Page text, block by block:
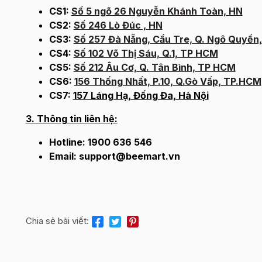
CS1: Số 5 ngõ 26 Nguyễn Khánh Toàn, HN
CS2: Số 246 Lò Đúc , HN
CS3: Số 257 Đà Nẵng, Cầu Tre, Q. Ngô
CS4: Số 102 Võ Thị Sáu, Q.1, TP HCM
CS5: Số 212 Âu Cơ, Q. Tân Bình, TP HCM
CS6: 156 Thống Nhất, P.10, Q.Gò Vấp, TP.HCM
CS7: 157 Láng Hạ, Đống Đa, Hà Nội
3. Thông tin liên hệ:
Hotline: 1900 636 546
Email: support@beemart.vn
Chia sẻ bài viết: